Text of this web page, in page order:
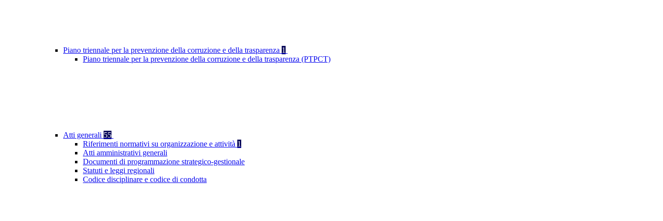
Piano triennale per la prevenzione della corruzione e della trasparenza 1
Piano triennale per la prevenzione della corruzione e della trasparenza (PTPCT)
Atti generali 55
Riferimenti normativi su organizzazione e attività 1
Atti amministrativi generali
Documenti di programmazione strategico-gestionale
Statuti e leggi regionali
Codice disciplinare e codice di condotta